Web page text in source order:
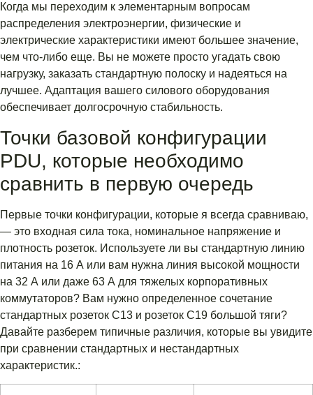
Когда мы переходим к элементарным вопросам
распределения электроэнергии, физические и
электрические характеристики имеют большее значение,
чем что-либо еще. Вы не можете просто угадать свою
нагрузку, заказать стандартную полоску и надеяться на
лучшее. Адаптация вашего силового оборудования
обеспечивает долгосрочную стабильность.
Точки базовой конфигурации
PDU, которые необходимо
сравнить в первую очередь
Первые точки конфигурации, которые я всегда сравниваю,
— это входная сила тока, номинальное напряжение и
плотность розеток. Используете ли вы стандартную линию
питания на 16 А или вам нужна линия высокой мощности
на 32 А или даже 63 А для тяжелых корпоративных
коммутаторов? Вам нужно определенное сочетание
стандартных розеток C13 и розеток C19 большой тяги?
Давайте разберем типичные различия, которые вы увидите
при сравнении стандартных и нестандартных
характеристик.: